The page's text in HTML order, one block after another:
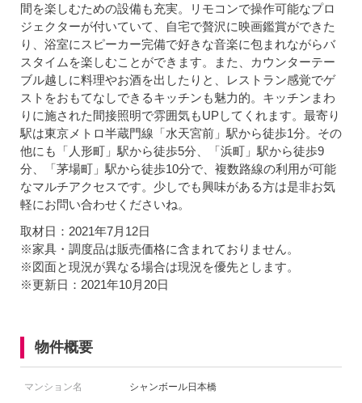
間を楽しむための設備も充実。リモコンで操作可能なプロ
ジェクターが付いていて、自宅で贅沢に映画鑑賞ができた
り、浴室にスピーカー完備で好きな音楽に包まれながらバ
スタイムを楽しむことができます。また、カウンターテー
ブル越しに料理やお酒を出したりと、レストラン感覚でゲ
ストをおもてなしできるキッチンも魅力的。キッチンまわ
りに施された間接照明で雰囲気もUPしてくれます。最寄り
駅は東京メトロ半蔵門線「水天宮前」駅から徒歩1分。その
他にも「人形町」駅から徒歩5分、「浜町」駅から徒歩9
分、「茅場町」駅から徒歩10分で、複数路線の利用が可能
なマルチアクセスです。少しでも興味がある方は是非お気
軽にお問い合わせくださいね。
取材日：2021年7月12日
※家具・調度品は販売価格に含まれておりません。
※図面と現況が異なる場合は現況を優先とします。
※更新日：2021年10月20日
物件概要
マンション名 シャンボール日本橋